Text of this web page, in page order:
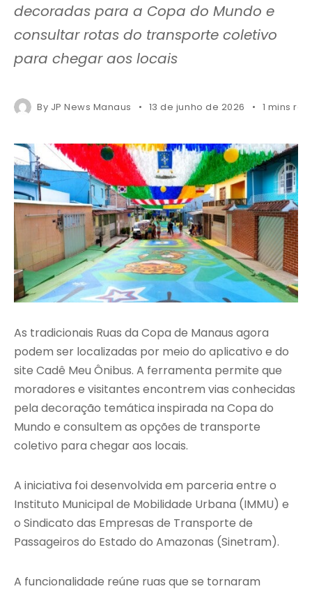
decoradas para a Copa do Mundo e
consultar rotas do transporte coletivo
para chegar aos locais
By JP News Manaus 13 de junho de 2026 1 mins
As tradicionais Ruas da Copa de Manaus agora
podem ser localizadas por meio do aplicativo e do
site Cadê Meu Ônibus. A ferramenta permite que
moradores e visitantes encontrem vias conhecidas
pela decoração temática inspirada na Copa do
Mundo e consultem as opções de transporte
coletivo para chegar aos locais.
A iniciativa foi desenvolvida em parceria entre o
Instituto Municipal de Mobilidade Urbana (IMMU) e
o Sindicato das Empresas de Transporte de
Passageiros do Estado do Amazonas (Sinetram).
A funcionalidade reúne ruas que se tornaram